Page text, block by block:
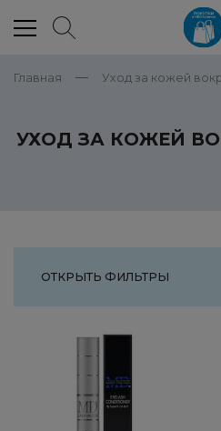
Главная Уход за кожей
УХОД ЗА КОЖЕЙ
ОТКРЫТЬ ФИЛЬТРЫ